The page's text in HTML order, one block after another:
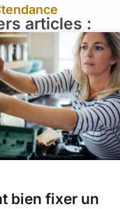
articles :
bien fixer un